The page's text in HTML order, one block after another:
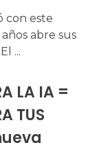
con este
abre sus
...
LA IA =
TUS